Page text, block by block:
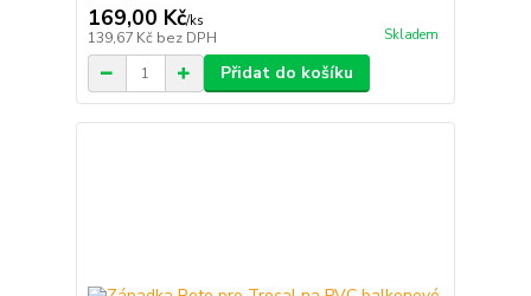
169,00 Kč/ks
139,67 Kč bez DPH Skladem
Přidat do košíku